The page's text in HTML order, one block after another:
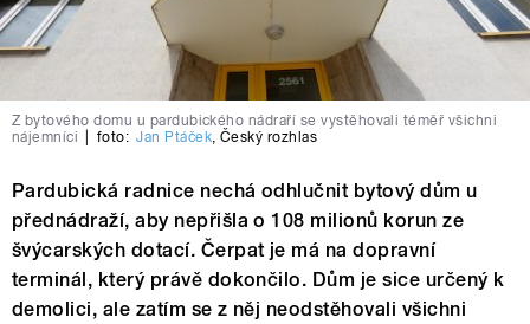
Z bytového domu u pardubického nádraří se vystěhovali téměř všichni
nájemníci
foto: Jan Ptáček, Český rozhlas
Pardubická radnice nechá odhlučnit bytový dům u
přednádraží, aby nepřišla o 108 milionů korun ze
švýcarských dotací. Čerpat je má na dopravní
terminál, který právě dokončilo. Dům je sice určený k
demolici, ale zatím se z něj neodstěhovali všichni